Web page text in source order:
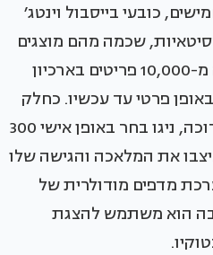
כובעי בייסבול וינטג׳
שכמה מהם מוצגים
בתערוכה. ניגו צבר למעלה מ-10,000 פריטים בארכיון
פרטי עד עכשיו. כחלק
מהמדור הראשון של התערוכה, ניגו בחר באופן אישי 300
את המלאכה והגישה שלו
מדפים מודולרית של
הוא משתמש להצגת